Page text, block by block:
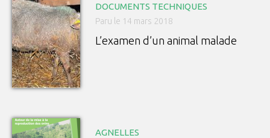
DOCUMENTS TECHNIQUES
Paru le 14 mars 2018
L’examen d’un animal malade
AGNELLES